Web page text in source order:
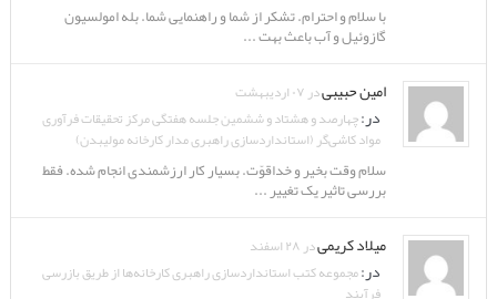
با سلام و احترام. تشکر از شما و راهنمایی شما. بله امولسیون
گازوئیل و آب باعث بهت ...
امین حبیبیدر ۰۷ اردیبهشت
در:چهارصد و هشتاد و ششمین جلسه هفتگی مرکز تحقیقات فرآوری
مواد کاشی‌گر (استانداردسازی راهبری مدار کارخانه مولیبدن)
سلام وقت بخیر و خداقوّت. بسیار کار ارزشمندی انجام شده. فقط
بررسی تاثیر یک تغییر ...
میلاد کریمیدر ۲۸ اسفند
در:مجموعه کتب استانداردسازی راهبری کارخانه‌ها از طریق بازرسی
فرآیند